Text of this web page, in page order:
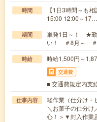
時間
【1日3時間～も
15:00 12:00～17…
期間
単発1日～！ ★勤
い！ ＃8月～ ＃
時給 時給1,500円～
交通費
■ 交通費規定内支
仕事内容
軽作業（仕分け・
＼お菓子の仕分け
心！＞▼封入作業